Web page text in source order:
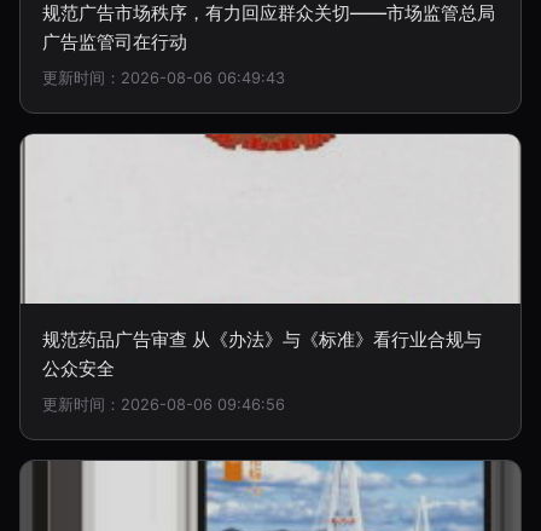
规范广告市场秩序，有力回应群众关切——市场监管总局
广告监管司在行动
更新时间：2026-08-06 06:49:43
规范药品广告审查 从《办法》与《标准》看行业合规与
公众安全
更新时间：2026-08-06 09:46:56